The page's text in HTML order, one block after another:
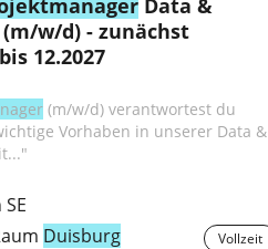
Data &
w/d) - zunächst
12.2027
(m/w/d) verantwortest du
Vorhaben in unserer Data &
Duisburg Vollzeit